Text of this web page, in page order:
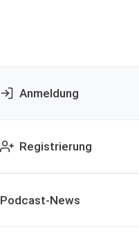
Anmeldung
Registrierung
Podcast-News